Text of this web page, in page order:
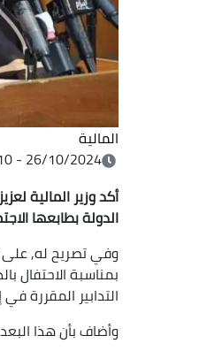
المالية
26/10/2024 - 20:10
الدولة بطابعها
وفي تصريح له, على
التدابير المقررة
وأضاف بأن هذا